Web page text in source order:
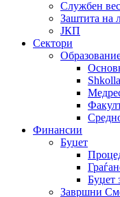
Службен
Заштита на
ЈКП
Сектори
Финансии
Буџет
Буџет
Завршни